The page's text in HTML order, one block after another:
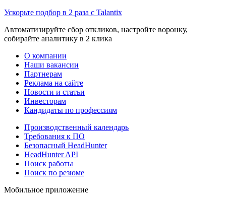
Ускорьте подбор в 2 раза с Talantix
Автоматизируйте сбор откликов, настройте воронку,
собирайте аналитику в 2 клика
О компании
Наши вакансии
Партнерам
Реклама на сайте
Новости и статьи
Инвесторам
Кандидаты по профессиям
Производственный календарь
Требования к ПО
Безопасный HeadHunter
HeadHunter API
Поиск работы
Поиск по резюме
Мобильное приложение